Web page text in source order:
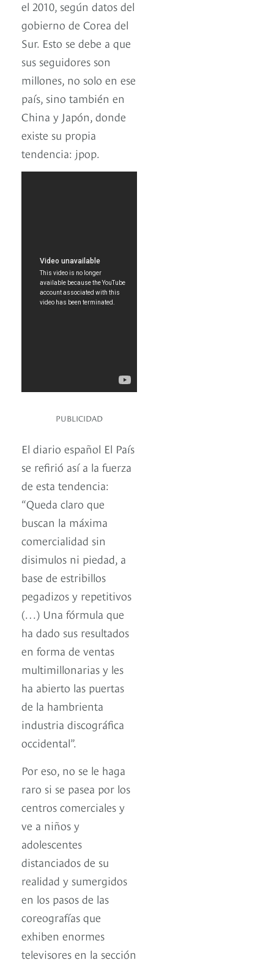
el 2010, según datos del
gobierno de Corea del
Sur. Esto se debe a que
sus seguidores son
millones, no solo en ese
país, sino también en
China y Japón, donde
existe su propia
tendencia: jpop.
PUBLICIDAD
El diario español El País
se refirió así a la fuerza
de esta tendencia:
“Queda claro que
buscan la máxima
comercialidad sin
disimulos ni piedad, a
base de estribillos
pegadizos y repetitivos
(…) Una fórmula que
ha dado sus resultados
en forma de ventas
multimillonarias y les
ha abierto las puertas
de la hambrienta
industria discográfica
occidental”.
Por eso, no se le haga
raro si se pasea por los
centros comerciales y
ve a niños y
adolescentes
distanciados de su
realidad y sumergidos
en los pasos de las
coreografías que
exhiben enormes
televisores en la sección